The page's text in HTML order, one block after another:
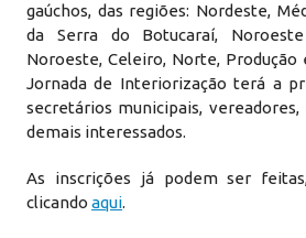
gaúchos, das regiões: Nordeste,
da Serra do Botucaraí,
Noroeste, Celeiro, Norte, Produção
Jornada de Interiorização terá a
secretários municipais,
demais interessados.
As inscrições já podem ser
clicandoaqui.